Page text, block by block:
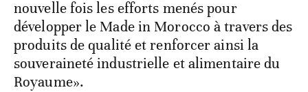
nouvelle fois les efforts menés pour
développer le Made in Morocco à travers des
produits de qualité et renforcer ainsi la
souveraineté industrielle et alimentaire du
Royaume».